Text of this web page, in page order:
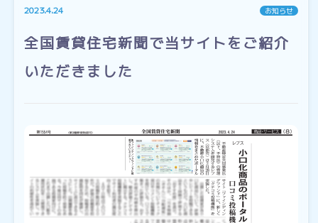
2023.4.24 お知らせ
全国賃貸住宅新聞で当サイトをご紹介
いただきました